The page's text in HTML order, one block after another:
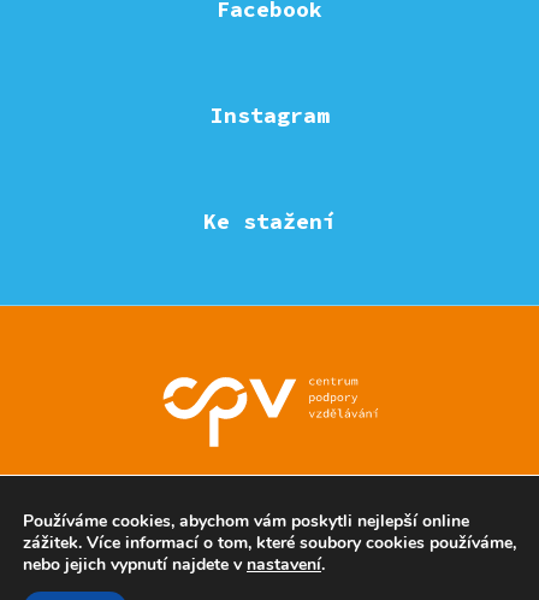
Facebook
Instagram
Ke stažení
Používáme cookies, abychom vám poskytli nejlepší online
zážitek. Více informací o tom, které soubory cookies používáme,
nebo jejich vypnutí najdete v nastavení.